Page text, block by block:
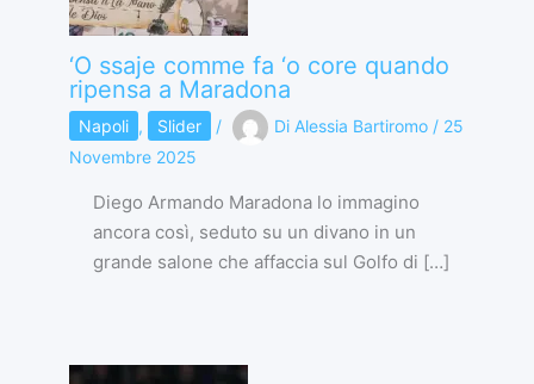
‘O ssaje comme fa ‘o core quando
ripensa a Maradona
Napoli , Slider / Di Alessia Bartiromo / 25
Novembre 2025
Diego Armando Maradona lo immagino
ancora così, seduto su un divano in un
grande salone che affaccia sul Golfo di […]